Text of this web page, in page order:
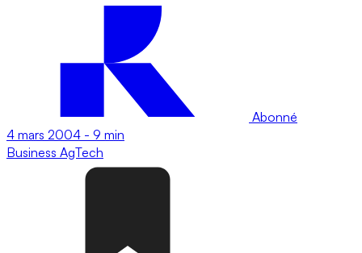
Abonné
4 mars 2004 - 9 min
Business AgTech